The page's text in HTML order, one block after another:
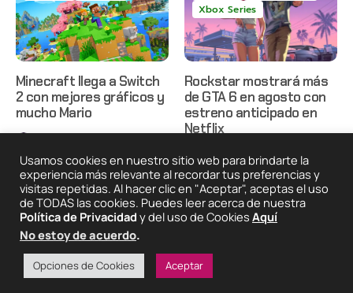
Minecraft llega a Switch
2 con mejores gráficos y
mucho Mario
Xbox Series
Rockstar mostrará más
de GTA 6 en agosto con
estreno anticipado en
Netflix
N3k0 Hace 1 día
2025 © Degeneraciónx.com | Anime, Games & Nothing
Quiénes
Somos
Condiciones De
Uso Privacidad
Usamos cookies en nuestro sitio web para brindarte la
experiencia más relevante al recordar tus preferencias y
visitas repetidas. Al hacer clic en "Aceptar", aceptas el uso
de TODAS las cookies. Puedes leer acerca de nuestra
Política de Privacidad y del uso de Cookies Aquí
No estoy de acuerdo.
Opciones de Cookies Aceptar